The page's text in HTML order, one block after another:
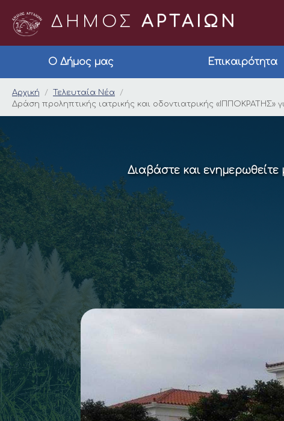
ΔΗΜΟΣ ΑΡΤΑΙΩΝ
Ο Δήμος μας Επικαιρότητα
Δράση προληπτικής
Αρχική
Τελευταία Νέα
Δράση προληπτικής ιατρικής και οδοντιατρικής
Διαβάστε και